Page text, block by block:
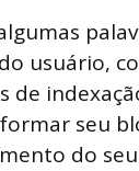
usuário,
de
seu
do